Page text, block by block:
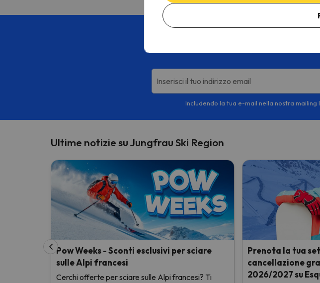
Inserisci il tuo indirizzo email
Includendo la tua e-mail nella nostra
Ultime notizie su Jungfrau Ski Region
Pow Weeks - Sconti esclusivi per sciare
sulle Alpi francesi
Cerchi offerte per sciare sulle Alpi francesi? Ti
Prenota la tua
cancellazione
2026/2027 su